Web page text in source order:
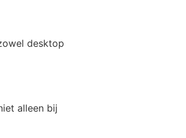
desktop
alleen bij